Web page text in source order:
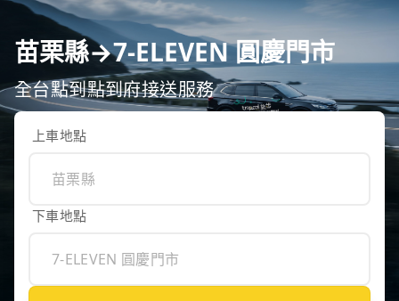
苗栗縣→7-ELEVEN 圓慶門市
全台點到點到府接送服務
上車地點
下車地點